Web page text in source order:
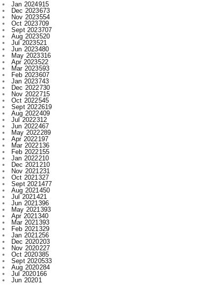
Jan 2024915
Dec 2023673
Nov 2023554
Oct 2023709
Sept 2023707
Aug 2023520
Jul 2023521
Jun 2023480
May 2023316
Apr 2023522
Mar 2023593
Feb 2023607
Jan 2023743
Dec 2022730
Nov 2022715
Oct 2022545
Sept 2022619
Aug 2022409
Jul 2022312
Jun 2022467
May 2022289
Apr 2022197
Mar 2022136
Feb 2022155
Jan 2022210
Dec 2021210
Nov 2021231
Oct 2021327
Sept 2021477
Aug 2021450
Jul 2021421
Jun 2021396
May 2021393
Apr 2021340
Mar 2021393
Feb 2021329
Jan 2021256
Dec 2020203
Nov 2020227
Oct 2020385
Sept 2020533
Aug 2020284
Jul 2020166
Jun 20201